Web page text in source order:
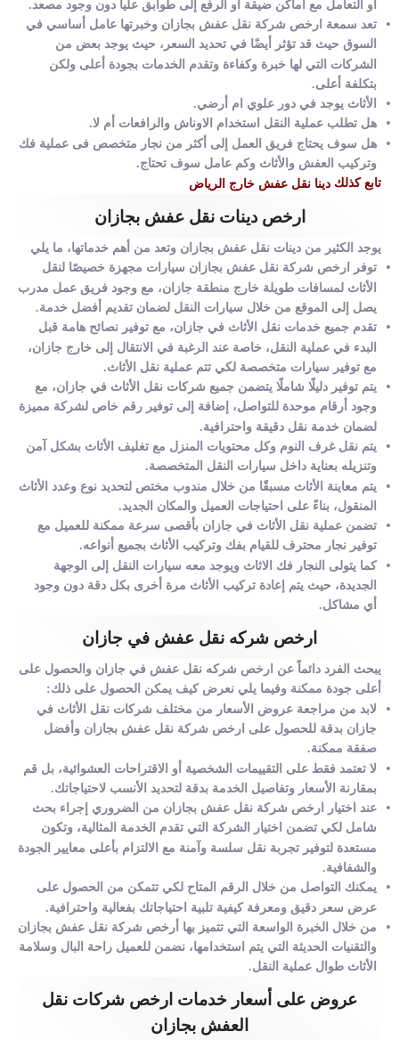
أو التعامل مع أماكن ضيقة أو الرفع إلى طوابق عليا دون وجود مصعد.
تعد سمعة ارخص شركة نقل عفش بجازان وخبرتها عامل أساسي في
السوق حيث قد تؤثر أيضًا في تحديد السعر، حيث يوجد بعض من
الشركات التي لها خبرة وكفاءة وتقدم الخدمات بجودة أعلى ولكن
بتكلفة أعلى.
الأثاث يوجد في دور علوي ام أرضي.
هل تطلب عملية النقل استخدام الاوناش والرافعات أم لا.
هل سوف يحتاج فريق العمل إلى أكثر من نجار متخصص فى عملية فك
وتركيب العفش والأثاث وكم عامل سوف تحتاج.
تابع كذلك دينا نقل عفش خارج الرياض
ارخص دينات نقل عفش بجازان
يوجد الكثير من دينات نقل عفش بجازان وتعد من أهم خدماتها، ما يلي
توفر ارخص شركة نقل عفش بجازان سيارات مجهزة خصيصًا لنقل
الأثاث لمسافات طويلة خارج منطقة جازان، مع وجود فريق عمل مدرب
يصل إلى الموقع من خلال سيارات النقل لضمان تقديم أفضل خدمة.
تقدم جميع خدمات نقل الأثاث في جازان، مع توفير نصائح هامة قبل
البدء في عملية النقل، خاصة عند الرغبة في الانتقال إلى خارج جازان،
مع توفير سيارات متخصصة لكي تتم عملية نقل الأثاث.
يتم توفير دليلًا شاملًا يتضمن جميع شركات نقل الأثاث في جازان، مع
وجود أرقام موحدة للتواصل، إضافة إلى توفير رقم خاص لشركة مميزة
لضمان خدمة نقل دقيقة واحترافية.
يتم نقل غرف النوم وكل محتويات المنزل مع تغليف الأثاث بشكل آمن
وتنزيله بعناية داخل سيارات النقل المتخصصة.
يتم معاينة الأثاث مسبقًا من خلال مندوب مختص لتحديد نوع وعدد الأثاث
المنقول، بناءً على احتياجات العميل والمكان الجديد.
تضمن عملية نقل الأثاث في جازان بأقصى سرعة ممكنة للعميل مع
توفير نجار محترف للقيام بفك وتركيب الأثاث بجميع أنواعه.
كما يتولى النجار فك الاثاث ويوجد معه سيارات النقل إلى الوجهة
الجديدة، حيث يتم إعادة تركيب الأثاث مرة أخرى بكل دقة دون وجود
أي مشاكل.
ارخص شركه نقل عفش في جازان
يبحث الفرد دائماً عن ارخص شركه نقل عفش في جازان والحصول على
أعلى جودة ممكنة وفيما يلي نعرض كيف يمكن الحصول على ذلك:
لابد من مراجعة عروض الأسعار من مختلف شركات نقل الأثاث في
جازان بدقة للحصول على ارخص شركة نقل عفش بجازان وأفضل
صفقة ممكنة.
لا تعتمد فقط على التقييمات الشخصية أو الاقتراحات العشوائية، بل قم
بمقارنة الأسعار وتفاصيل الخدمة بدقة لتحديد الأنسب لاحتياجاتك.
عند اختيار ارخص شركة نقل عفش بجازان من الضروري إجراء بحث
شامل لكي تضمن اختيار الشركة التي تقدم الخدمة المثالية، وتكون
مستعدة لتوفير تجربة نقل سلسة وآمنة مع الالتزام بأعلى معايير الجودة
والشفافية.
يمكنك التواصل من خلال الرقم المتاح لكي تتمكن من الحصول على
عرض سعر دقيق ومعرفة كيفية تلبية احتياجاتك بفعالية واحترافية.
من خلال الخبرة الواسعة التي تتميز بها أرخص شركة نقل عفش بجازان
والتقنيات الحديثة التي يتم استخدامها، نضمن للعميل راحة البال وسلامة
الأثاث طوال عملية النقل.
عروض على أسعار خدمات ارخص شركات نقل
العفش بجازان